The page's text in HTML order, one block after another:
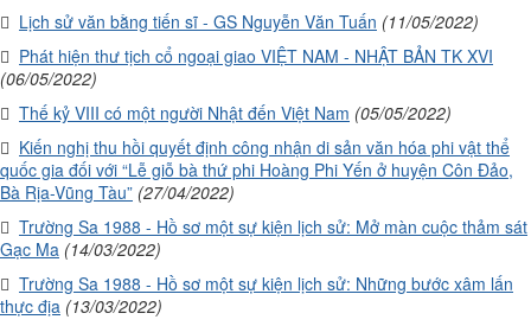
Lịch sử văn bằng tiến sĩ - GS Nguyễn Văn Tuấn (11/05/2022)
Phát hiện thư tịch cổ ngoại giao VIỆT NAM - NHẬT BẢN TK XVI
(06/05/2022)
Thế kỷ VIII có một người Nhật đến Việt Nam (05/05/2022)
Kiến nghị thu hồi quyết định công nhận di sản văn hóa phi vật thể
quốc gia đối với “Lễ giỗ bà thứ phi Hoàng Phi Yến ở huyện Côn Đảo,
Bà Rịa-Vũng Tàu” (27/04/2022)
Trường Sa 1988 - Hồ sơ một sự kiện lịch sử: Mở màn cuộc thảm sát
Gạc Ma (14/03/2022)
Trường Sa 1988 - Hồ sơ một sự kiện lịch sử: Những bước xâm lấn
thực địa (13/03/2022)